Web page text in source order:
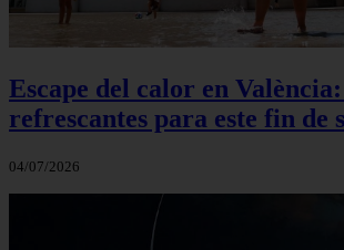
Escape del calor en
refrescantes para este fin de
04/07/2026